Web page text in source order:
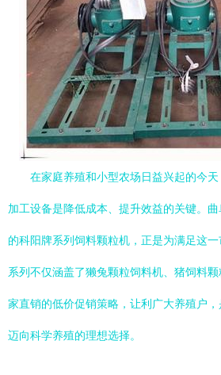
在家庭养殖和小型农场日益兴起的今
加工设备是降低成本、提升效益的关键。
的科阳牌系列饲料颗粒机，正是为满足这
系列不仅涵盖了獭兔颗粒饲料机、猪饲料
家直销的低价促销策略，让利广大养殖户，
迈向科学养殖的理想选择。